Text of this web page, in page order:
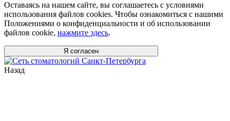
Оставаясь на нашем сайте, вы соглашаетесь с условиями
использования файлов cookies. Чтобы ознакомиться с нашими
Положениями о конфиденциальности и об использовании
файлов cookie, нажмите здесь.
Я согласен
Назад